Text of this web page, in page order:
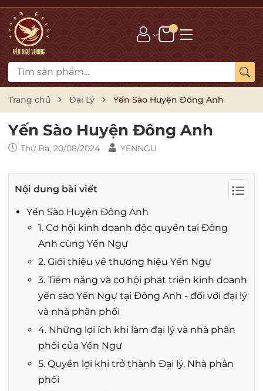
Trang chủ Đại Lý Yến Sào Huyện Đông Anh
Yến Sào Huyện Đông Anh
Thứ Ba, 20/08/2024 YENNGU
Nội dung bài viết
Yến Sào Huyện Đông Anh
1. Cơ hội kinh doanh độc quyền tại Đông
Anh cùng Yến Ngự
2. Giới thiệu về thương hiệu Yến Ngự
3. Tiềm năng và cơ hội phát triển kinh doanh
yến sào Yến Ngự tại Đông Anh - đối với đại lý
và nhà phân phối
4. Những lợi ích khi làm đại lý và nhà phân
phối của Yến Ngự
5. Quyền lợi khi trở thành Đại lý, Nhà phân
phối